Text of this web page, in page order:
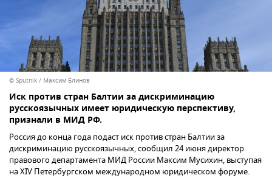
© Sputnik / Максим Блинов
Иск против стран Балтии за дискриминацию
русскоязычных имеет юридическую перспективу,
признали в МИД РФ.
Россия до конца года подаст иск против стран Балтии за
дискриминацию русскоязычных, сообщил 24 июня директор
правового департамента МИД России Максим Мусихин, выступая
на XIV Петербургском международном юридическом форуме.